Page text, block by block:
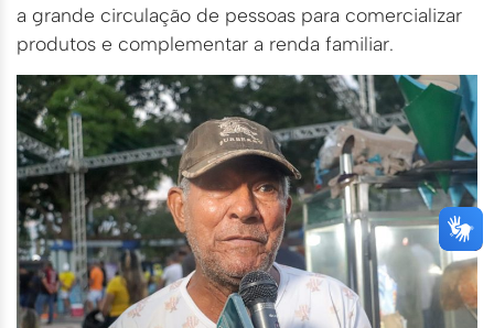
a grande circulação de pessoas para comercializar
produtos e complementar a renda familiar.